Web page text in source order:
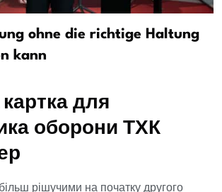
ohne die richtige Haltung
kann
для
оборони ТХК
рішучими на початку другого